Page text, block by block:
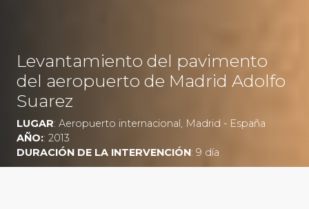
Levantamiento del pavimento
del aeropuerto de Madrid Adolfo
Suarez
LUGAR: Aeropuerto internacional, Madrid - España
AÑO:: 2013
DURACIÓN DE LA INTERVENCIÓN: 9 día